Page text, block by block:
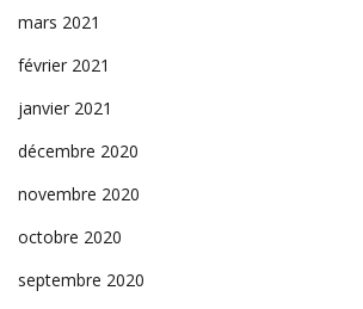
mars 2021
février 2021
janvier 2021
décembre 2020
novembre 2020
octobre 2020
septembre 2020